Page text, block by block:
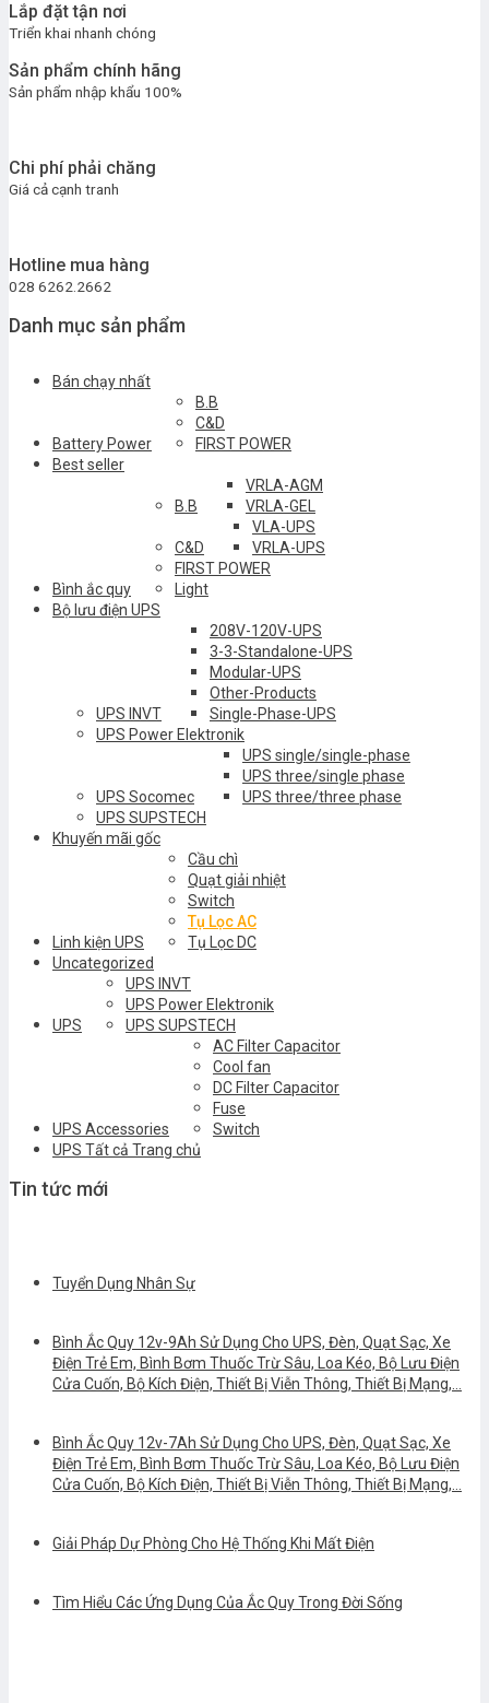
Lắp đặt tận nơi
Triển khai nhanh chóng
Sản phẩm chính hãng
Sản phẩm nhập khẩu 100%
Chi phí phải chăng
Giá cả cạnh tranh
Hotline mua hàng
028 6262.2662
Danh mục sản phẩm
Bán chạy nhất
Battery Power
B.B
C&D
FIRST POWER
Best seller
Bình ắc quy
B.B
VRLA-AGM
VRLA-GEL
C&D
VLA-UPS
VRLA-UPS
FIRST POWER
Light
Bộ lưu điện UPS
UPS INVT
208V-120V-UPS
3-3-Standalone-UPS
Modular-UPS
Other-Products
Single-Phase-UPS
UPS Power Elektronik
UPS Socomec
UPS single/single-phase
UPS three/single phase
UPS three/three phase
UPS SUPSTECH
Khuyến mãi gốc
Linh kiện UPS
Cầu chì
Quạt giải nhiệt
Switch
Tụ Lọc AC
Tụ Lọc DC
Uncategorized
UPS
UPS INVT
UPS Power Elektronik
UPS SUPSTECH
UPS Accessories
AC Filter Capacitor
Cool fan
DC Filter Capacitor
Fuse
Switch
UPS Tất cả Trang chủ
Tin tức mới
Tuyển Dụng Nhân Sự
Bình Ắc Quy 12v-9Ah Sử Dụng Cho UPS, Đèn, Quạt Sạc, Xe
Điện Trẻ Em, Bình Bơm Thuốc Trừ Sâu, Loa Kéo, Bộ Lưu Điện
Cửa Cuốn, Bộ Kích Điện, Thiết Bị Viễn Thông, Thiết Bị Mạng,…
Bình Ắc Quy 12v-7Ah Sử Dụng Cho UPS, Đèn, Quạt Sạc, Xe
Điện Trẻ Em, Bình Bơm Thuốc Trừ Sâu, Loa Kéo, Bộ Lưu Điện
Cửa Cuốn, Bộ Kích Điện, Thiết Bị Viễn Thông, Thiết Bị Mạng,…
Giải Pháp Dự Phòng Cho Hệ Thống Khi Mất Điện
Tìm Hiểu Các Ứng Dụng Của Ắc Quy Trong Đời Sống